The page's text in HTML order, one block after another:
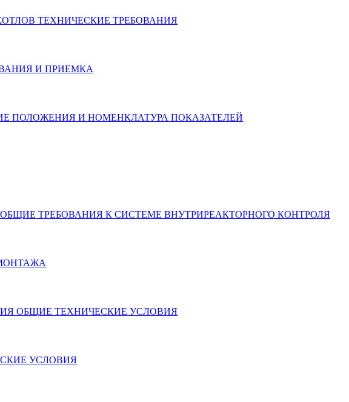
ТЕХНИЧЕСКИЕ ТРЕБОВАНИЯ
И ПРИЕМКА
ПОЛОЖЕНИЯ И НОМЕНКЛАТУРА ПОКАЗАТЕЛЕЙ
ТРЕБОВАНИЯ К СИСТЕМЕ ВНУТРИРЕАКТОРНОГО КОНТРОЛЯ
ОБЩИЕ ТЕХНИЧЕСКИЕ УСЛОВИЯ
УСЛОВИЯ